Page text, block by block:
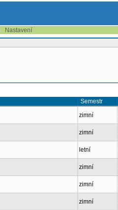
Nastavení
Semestr
zimní
zimní
letní
zimní
zimní
zimní